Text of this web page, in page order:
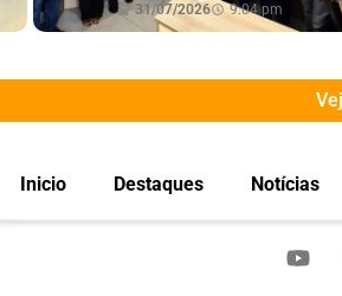
31/07/2026 9:04 pm
Inicio Destaques Notícias